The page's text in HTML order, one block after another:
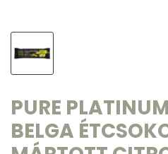
PURE
BELGA